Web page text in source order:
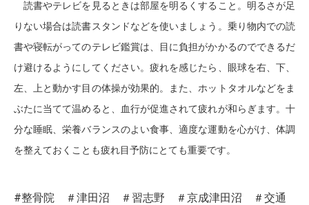
読書やテレビを見るときは部屋を明るくすること。明るさが足
りない場合は読書スタンドなどを使いましょう。乗り物内での読
書や寝転がってのテレビ鑑賞は、目に負担がかかるのでできるだ
け避けるようにしてください。疲れを感じたら、眼球を右、下、
左、上と動かす目の体操が効果的。また、ホットタオルなどをま
ぶたに当てて温めると、血行が促進されて疲れが和らぎます。十
分な睡眠、栄養バランスのよい食事、適度な運動を心がけ、体調
を整えておくことも疲れ目予防にとても重要です。
#整骨院 ＃津田沼 ＃習志野 ＃京成津田沼 ＃交通